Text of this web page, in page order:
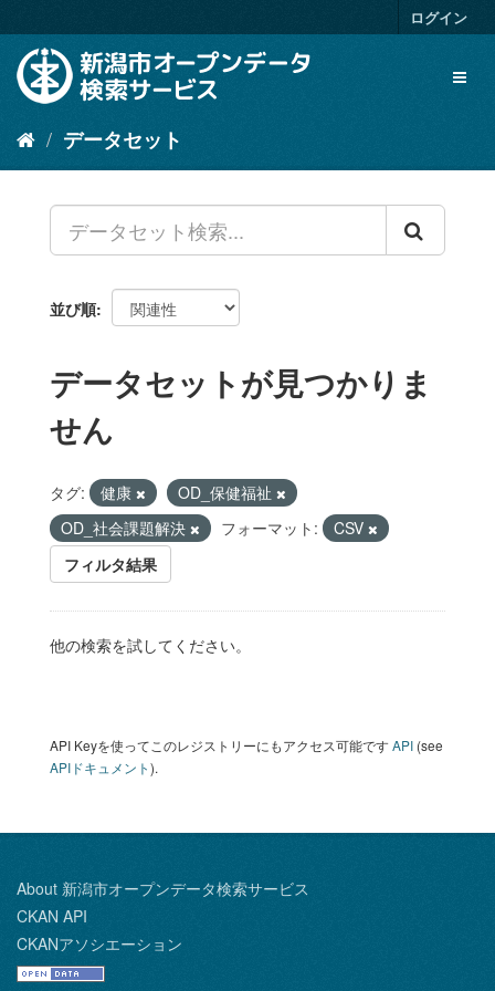
キ
容
ログイン
データセット
並び順
データセットが見つかりま
せん
タグ: 健康
OD_保健福祉
OD_社会課題解決
フォーマット:
CSV
フィルタ結果
他の検索を試してください。
API Keyを使ってこのレジストリーにもアクセス可能ですAPI (see
APIドキュメント).
About 新潟市オープンデータ検索サービス
CKAN API
CKANアソシエーション